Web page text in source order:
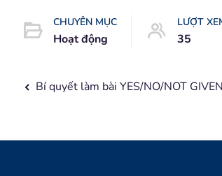
CHUYÊN MỤC
Hoạt động
LƯỢT
35